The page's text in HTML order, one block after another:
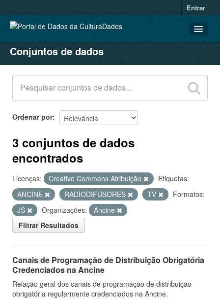
Entrar
CONJUNTOS DE DADOS
ORGANIZAÇÕES
GRUPOS
SOBRE
Conjuntos de dados
Ordenar por
3 conjuntos de dados
encontrados
Licenças: Creative Commons Atribuição
Etiquetas:
ANCINE
RADIODIFUSORES TV
Formatos:
JS
Organizações:
Ancine
Filtrar Resultados
Canais de Programação de Distribuição Obrigatória
Credenciados na Ancine
Relação geral dos canais de programação de distribuição
obrigatória regularmente credenciados na Ancine.